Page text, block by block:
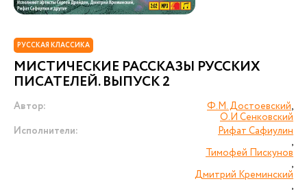
РУССКАЯ КЛАССИКА
МИСТИЧЕСКИЕ РАССКАЗЫ РУССКИХ
ПИСАТЕЛЕЙ. ВЫПУСК 2
Автор: Ф.М. Достоевский,
О.И Сенковский
Исполнители:
Рифат Сафиулин
,
Тимофей Пискунов
,
Дмитрий Креминский
,